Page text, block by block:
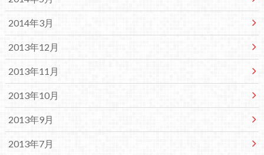
2014年3月
2013年12月
2013年11月
2013年10月
2013年9月
2013年7月